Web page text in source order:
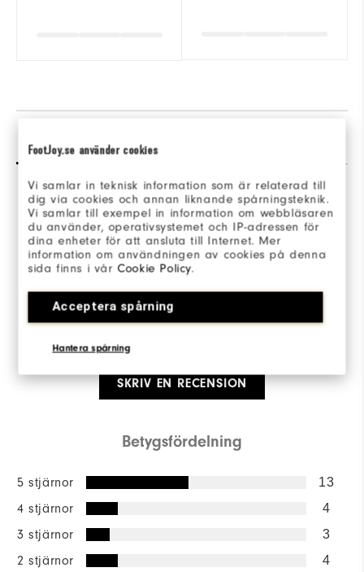
FootJoy.se använder cookies
Vi samlar in teknisk information som är relaterad till
dig via cookies och annan liknande spårningsteknik.
Vi samlar till exempel in information om webbläsaren
du använder, operativsystemet och IP-adressen för
dina enheter för att ansluta till Internet. Mer
information om användningen av cookies på denna
sida finns i vårCookie Policy.
Acceptera spårning
Hantera spårning
Recensioner (28)
Overall Rating
3.6/5
SKRIV EN RECENSION
Betygsfördelning
5 stjärnor 13
4 stjärnor 4
3 stjärnor 3
2 stjärnor 4